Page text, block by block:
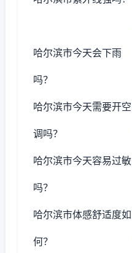
哈尔滨市今天会下雨
吗？
哈尔滨市今天需要开空
调吗？
哈尔滨市今天容易过敏
吗？
哈尔滨市体感舒适度如
何？